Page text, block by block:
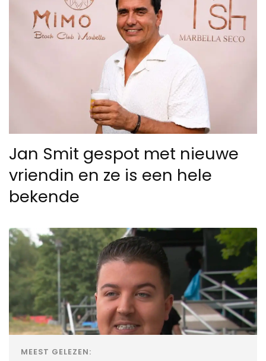
Jan Smit gespot met nieuwe
vriendin en ze is een hele
bekende
MEEST GELEZEN: